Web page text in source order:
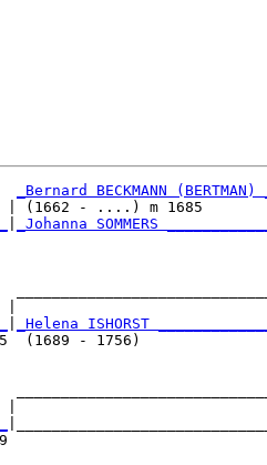
_Bernard BECKMANN (BERTMAN) _
| (1662 - ....) m 1685
_Johanna SOMMERS ____________
|  m 1735
_Helena ISHORST _____________
m 1735  (1689 - 1756)
- 1748) m 1739